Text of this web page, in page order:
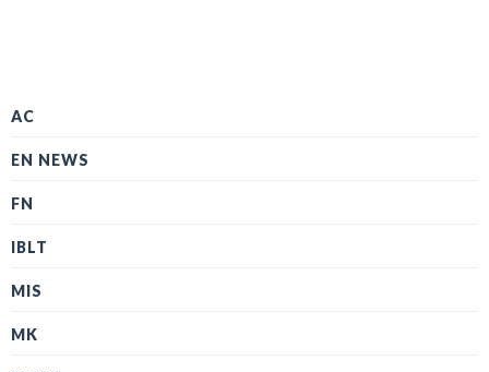
AC
EN NEWS
FN
IBLT
MIS
MK